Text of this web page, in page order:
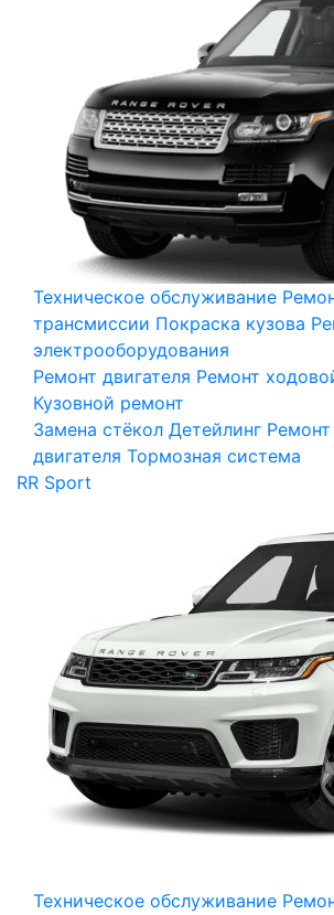
Техническое обслуживание
трансмиссии Покраска кузова
электрооборудования
Ремонт двигателя Ремонт
Кузовной ремонт
Замена стёкол Детейлинг Ремонт
двигателя Тормозная система
RR Sport
Техническое обслуживание